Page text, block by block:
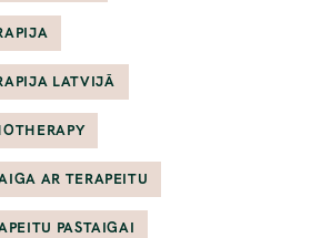
LATVIJĀ
AR TERAPEITU
PASTAIGAI